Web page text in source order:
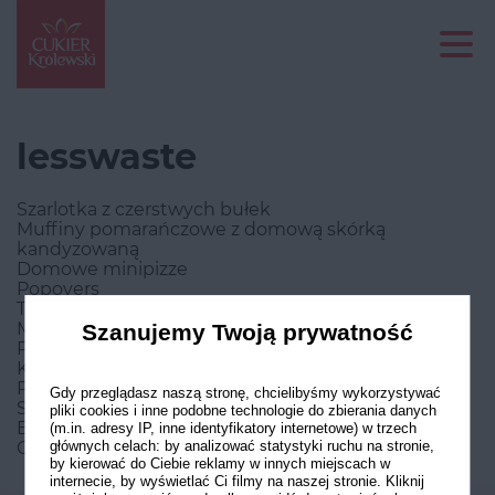
lesswaste
Szarlotka z czerstwych bułek
Muffiny pomarańczowe z domową skórką
kandyzowaną
Domowe minipizze
Popovers
Trufle z makiem
Mus czekoladowy z karmelizowaną pomarańczą
Piernik ze zwiędłych marchewek
Kruche ciasto z bananem
Pain perdu z lodami sernikowymi
Sernik z przetartymi owocami
Banana split
Ciasto less waste
Szanujemy Twoją prywatność
Gdy przeglądasz naszą stronę, chcielibyśmy wykorzystywać
pliki cookies i inne podobne technologie do zbierania danych
(m.in. adresy IP, inne identyfikatory internetowe) w trzech
głównych celach: by analizować statystyki ruchu na stronie,
by kierować do Ciebie reklamy w innych miejscach w
internecie, by wyświetlać Ci filmy na naszej stronie. Kliknij